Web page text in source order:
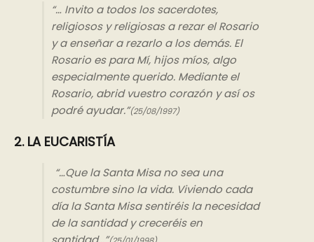
“… Invito a todos los sacerdotes,
religiosos y religiosas a rezar el Rosario
y a enseñar a rezarlo a los demás. El
Rosario es para Mí, hijos míos, algo
especialmente querido. Mediante el
Rosario, abrid vuestro corazón y así os
podré ayudar.”(25/08/1997)
2. LA EUCARISTÍA
“…Que la Santa Misa no sea una
costumbre sino la vida. Viviendo cada
día la Santa Misa sentiréis la necesidad
de la santidad y creceréis en